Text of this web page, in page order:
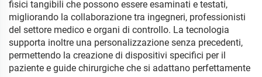
fisici tangibili che possono essere esaminati e testati,
migliorando la collaborazione tra ingegneri, professionisti
del settore medico e organi di controllo. La tecnologia
supporta inoltre una personalizzazione senza precedenti,
permettendo la creazione di dispositivi specifici per il
paziente e guide chirurgiche che si adattano perfettamente